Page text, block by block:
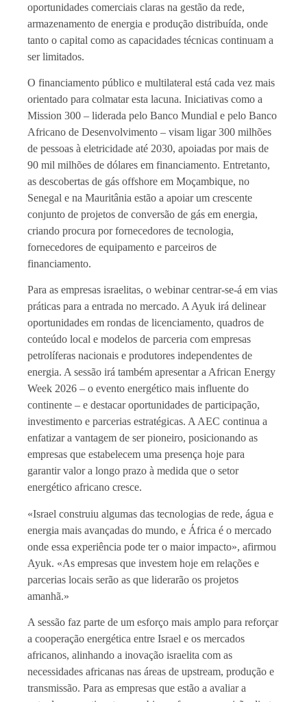
oportunidades comerciais claras na gestão da rede,
armazenamento de energia e produção distribuída, onde
tanto o capital como as capacidades técnicas continuam a
ser limitados.
O financiamento público e multilateral está cada vez mais
orientado para colmatar esta lacuna. Iniciativas como a
Mission 300 – liderada pelo Banco Mundial e pelo Banco
Africano de Desenvolvimento – visam ligar 300 milhões
de pessoas à eletricidade até 2030, apoiadas por mais de
90 mil milhões de dólares em financiamento. Entretanto,
as descobertas de gás offshore em Moçambique, no
Senegal e na Mauritânia estão a apoiar um crescente
conjunto de projetos de conversão de gás em energia,
criando procura por fornecedores de tecnologia,
fornecedores de equipamento e parceiros de
financiamento.
Para as empresas israelitas, o webinar centrar-se-á em vias
práticas para a entrada no mercado. A Ayuk irá delinear
oportunidades em rondas de licenciamento, quadros de
conteúdo local e modelos de parceria com empresas
petrolíferas nacionais e produtores independentes de
energia. A sessão irá também apresentar a African Energy
Week 2026 – o evento energético mais influente do
continente – e destacar oportunidades de participação,
investimento e parcerias estratégicas. A AEC continua a
enfatizar a vantagem de ser pioneiro, posicionando as
empresas que estabelecem uma presença hoje para
garantir valor a longo prazo à medida que o setor
energético africano cresce.
«Israel construiu algumas das tecnologias de rede, água e
energia mais avançadas do mundo, e África é o mercado
onde essa experiência pode ter o maior impacto», afirmou
Ayuk. «As empresas que investem hoje em relações e
parcerias locais serão as que liderarão os projetos
amanhã.»
A sessão faz parte de um esforço mais amplo para reforçar
a cooperação energética entre Israel e os mercados
africanos, alinhando a inovação israelita com as
necessidades africanas nas áreas de upstream, produção e
transmissão. Para as empresas que estão a avaliar a